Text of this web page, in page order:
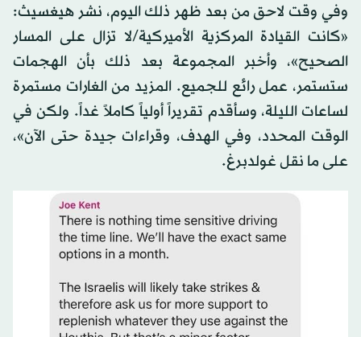
وفي وقت لاحق من بعد ظهر ذلك اليوم، نشر هيغسيث:
«كانت القيادة المركزية الأميركية/لا تزال على المسار
الصحيح»، وأخبر المجموعة بعد ذلك بأن الهجمات
ستستمر، عمل رائع للجميع. المزيد من الغارات مستمرة
لساعات الليلة، وسأقدم تقريراً أولياً كاملاً غداً. ولكن في
الوقت المحدد، وفي الهدف، وقراءات جيدة حتى الآن»،
على ما نقل غولدبرغ.